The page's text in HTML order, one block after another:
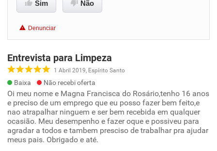
Sim Não
Denunciar
Entrevista para Limpeza
1 Abril 2019, Espírito Santo
Baixa Não recebi oferta
Oi meu nome e Magna Francisca do Rosário,tenho 16 anos
e preciso de um emprego que eu posso fazer bem feito,e
nao atrapalhar ninguem e ser bem recebida em qualquer
ocasião. Meu desempenho e fazer oque e possiveu para
agradar a todos e tambem presciso de trabalhar pra ajudar
meus pais. Obrigado e até.